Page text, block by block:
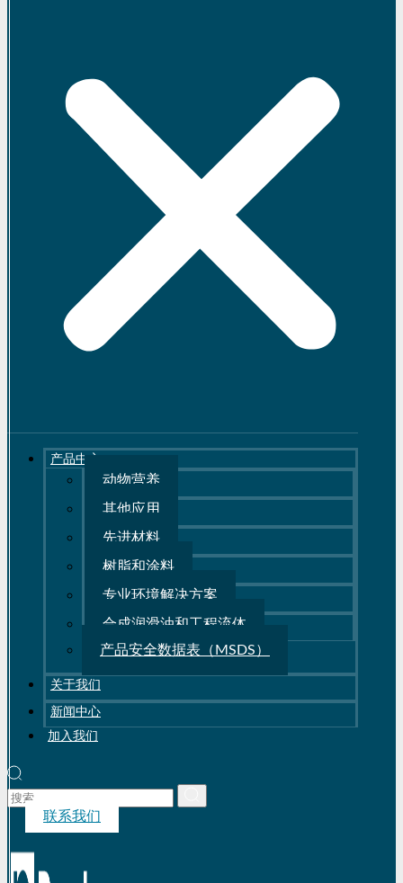
产品中心
动物营养
其他应用
先进材料
树脂和涂料
专业环境解决方案
合成润滑油和工程流体
产品安全数据表（MSDS）
关于我们
新闻中心
加入我们
联系我们